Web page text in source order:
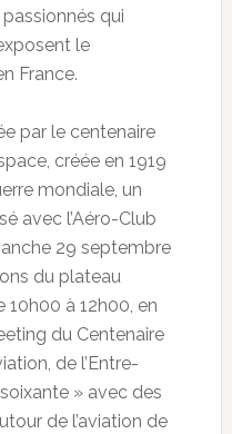
qui
le
France.
par le centenaire
créée en 1919
mondiale, un
avec l’Aéro-Club
29 septembre
du plateau
à 12h00, en
du Centenaire
de l’Entre-
» avec des
de l’aviation de